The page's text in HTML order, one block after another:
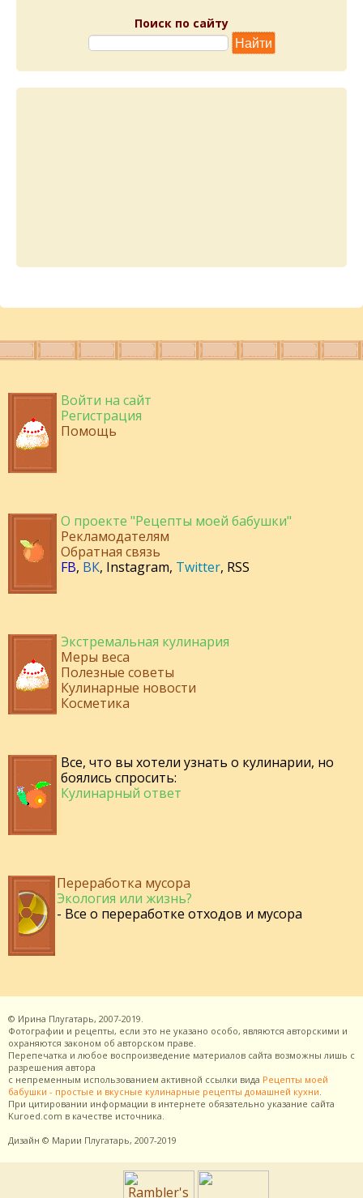
Поиск по сайту
Войти на сайт
Регистрация
Помощь
О проекте "Рецепты моей бабушки"
Рекламодателям
Обратная связь
FB, ВК, Instagram, Twitter, RSS
Экстремальная кулинария
Меры веса
Полезные советы
Кулинарные новости
Косметика
Все, что вы хотели узнать о кулинарии, но
боялись спросить:
Кулинарный ответ
Переработка мусора
Экология или жизнь?
- Все о переработке отходов и мусора
© Ирина Плугатарь, 2007-2019.
Фотографии и рецепты, если это не указано особо, являются авторскими и
охраняются законом об авторском праве.
Перепечатка и любое воспроизведение материалов сайта возможны лишь с
разрешения автора
с непременным использованием активной ссылки вида Рецепты моей
бабушки - простые и вкусные кулинарные рецепты домашней кухни.
При цитировании информации в интернете обязательно указание сайта
Kuroed.com в качестве источника.
Дизайн © Марии Плугатарь, 2007-2019